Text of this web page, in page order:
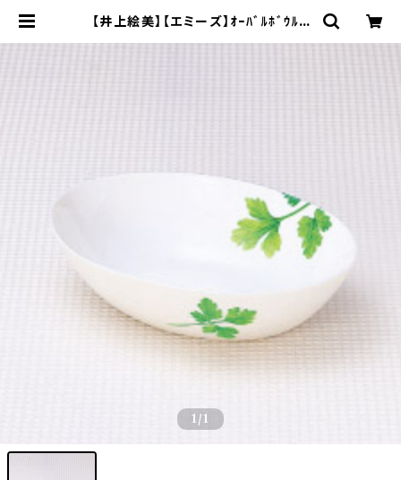
【井上絵美】【エミーズ】ｵｰﾊﾞﾙﾎﾞｳﾙL
1 /1